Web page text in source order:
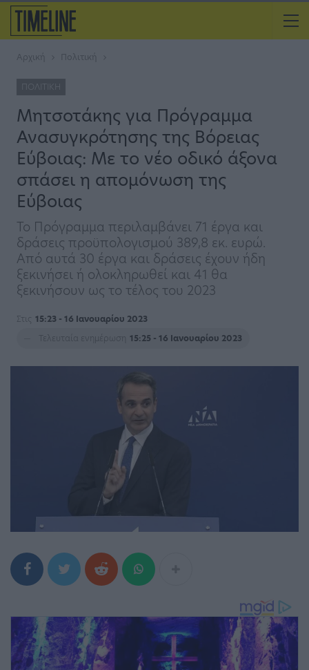
Αρχική Πολιτική
ΠΟΛΙΤΙΚΉ
Μητσοτάκης για Πρόγραμμα
Ανασυγκρότησης της Βόρειας
Εύβοιας: Με το νέο οδικό άξονα
σπάσει η απομόνωση της
Εύβοιας
Το Πρόγραμμα περιλαμβάνει 71 έργα και
δράσεις προϋπολογισμού 389,8 εκ. ευρώ.
Από αυτά 30 έργα και δράσεις έχουν ήδη
ξεκινήσει ή ολοκληρωθεί και 41 θα
ξεκινήσουν ως το τέλος του 2023
Στις 15:23 - 16 Ιανουαρίου 2023
Τελευταία ενημέρωση
15:25 - 16 Ιανουαρίου 2023